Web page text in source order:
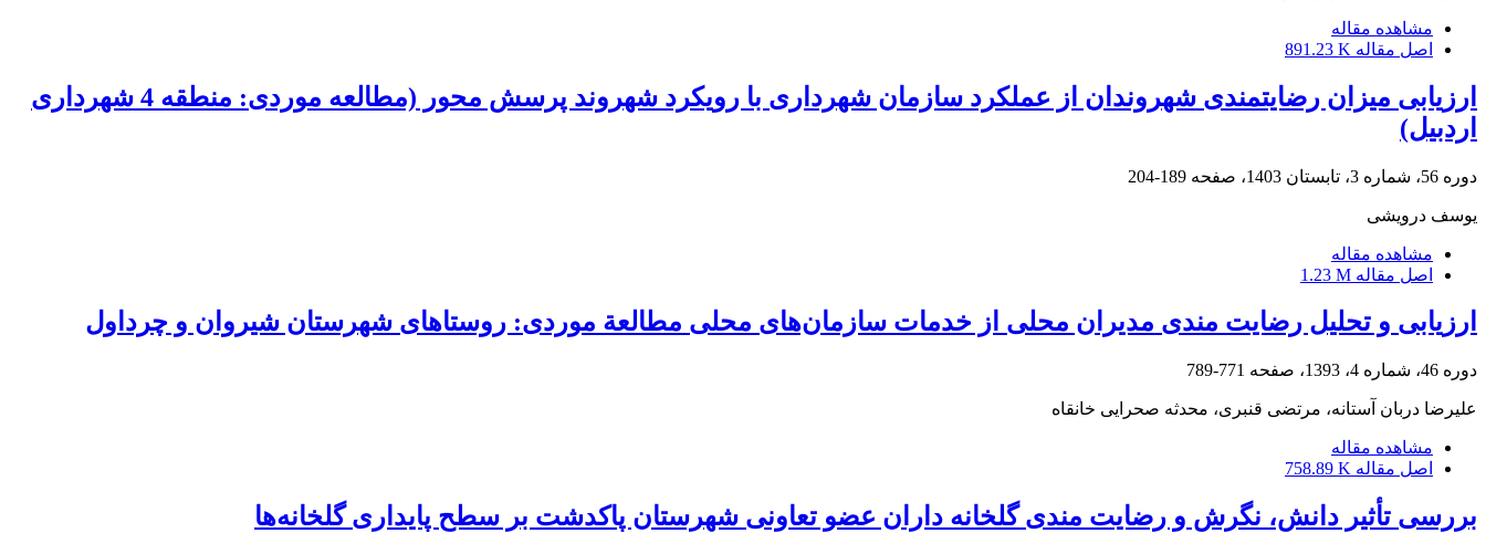
مشاهده مقاله
اصل مقاله 891.23 K
ارزیابی میزان رضایتمندی شهروندان از عملکرد سازمان شهرداری با رویکرد شهروند پرسش محور (مطالعه موردی: منطقه 4 شهرداری
اردبیل)
دوره 56، شماره 3، تابستان 1403، صفحه 189-204
یوسف درویشی
مشاهده مقاله
اصل مقاله 1.23 M
ارزیابی و تحلیل رضایت مندی مدیران محلی از خدمات سازمان‌های محلی مطالعة موردی:‌ روستاهای شهرستان شیروان و چرداول
دوره 46، شماره 4، 1393، صفحه 771-789
علیرضا دربان آستانه، مرتضی قنبری، محدثه صحرایی خانقاه
مشاهده مقاله
اصل مقاله 758.89 K
بررسی تأثیر دانش، نگرش و رضایت مندی گلخانه داران عضو تعاونی شهرستان پاکدشت بر سطح پایداری گلخانه‌ها